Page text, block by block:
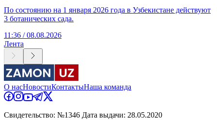
По состоянию на 1 января 2026 года в Узбекистане действуют
3 ботанических сада.
11:36 / 08.08.2026
Лента
О насНовостиКонтактыНаша команда
Свидетельство: №1346 Дата выдачи: 28.05.2020